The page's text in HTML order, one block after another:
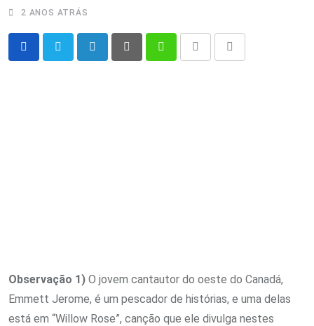
2 ANOS ATRÁS
Observação 1) O jovem cantautor do oeste do Canadá,
Emmett Jerome, é um pescador de histórias, e uma delas
está em “Willow Rose”, canção que ele divulga nestes